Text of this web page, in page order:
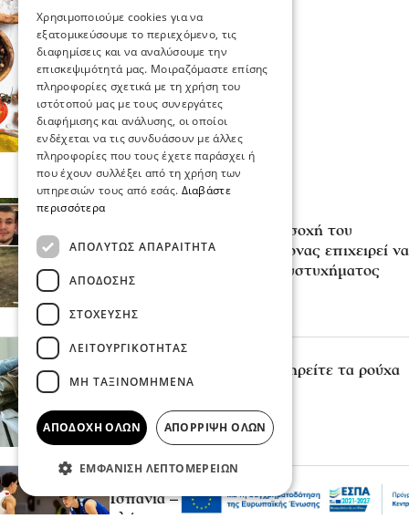
«Κάτι απέσπασε την προσοχή του
οδηγού»: Πραγματογνώμονας επιχειρεί να
ρίξει φως στα αίτια του δυστυχήματος
07 Αυγ 2026, 20:22
Μόδα
10 συμβουλές για να διατηρείτε τα ρούχα
σας σαν καινούργια
07 Αυγ 2026, 20:17
Ισπανία – Ελλάδα 96-86: Στην παράταση
«λύγισε» η Εθνική Παίδων στην πρεμιέρα
Χρησιμοποιούμε cookies για να
εξατομικεύσουμε το περιεχόμενο, τις
διαφημίσεις και να αναλύσουμε την
επισκεψιμότητά μας. Μοιραζόμαστε επίσης
πληροφορίες σχετικά με τη χρήση του
ιστότοπού μας με τους συνεργάτες
διαφήμισης και ανάλυσης, οι οποίοι
ενδέχεται να τις συνδυάσουν με άλλες
πληροφορίες που τους έχετε παράσχει ή
που έχουν συλλέξει από τη χρήση των
υπηρεσιών τους από εσάς. Διαβάστε
περισσότερα
ΑΠΟΛΎΤΩΣ ΑΠΑΡΑΊΤΗΤΑ
ΑΠΌΔΟΣΗΣ
ΣΤΌΧΕΥΣΗΣ
ΛΕΙΤΟΥΡΓΙΚΌΤΗΤΑΣ
ΜΗ ΤΑΞΙΝΟΜΗΜΈΝΑ
ΑΠΟΔΟΧΉ ΌΛΩΝ ΑΠΌΡΡΙΨΗ ΌΛΩΝ
ΕΜΦΆΝΙΣΗ ΛΕΠΤΟΜΕΡΕΙΏΝ